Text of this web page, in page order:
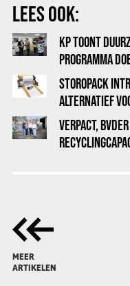
LEES OOK:
KP TOONT
PROGRAMMA
STOROPACK
ALTERNATIEF
VERPACT,
MEER
ARTIKELEN